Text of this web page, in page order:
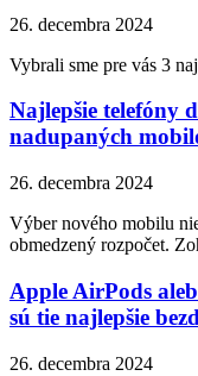
26. decembra 2024
Vybrali sme pre vás 3
Najlepšie telefóny
nadupaných
26. decembra 2024
Výber nového mobilu
obmedzený rozpočet.
Apple AirPods
sú tie najlepšie
26. decembra 2024